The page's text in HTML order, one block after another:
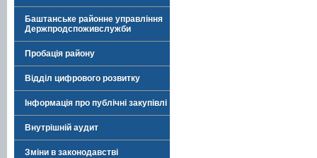
Баштанське районне управління
Держпродспоживслужби
Пробація району
Відділ цифрового розвитку
Інформація про публічні закупівлі
Внутрішній аудит
Зміни в законодавстві